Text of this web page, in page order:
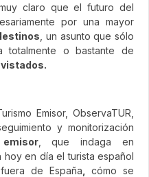
claro que el futuro del
por una mayor
, un asunto que sólo
totalmente o bastante de
Emisor, ObservaTUR,
y monitorización
, que indaga en
en día el turista español
de España
cómo se